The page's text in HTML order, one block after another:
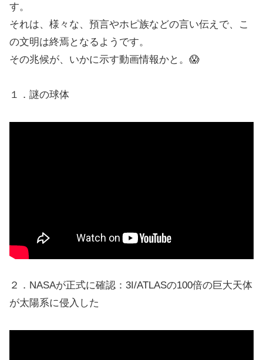
す。
それは、様々な、預言やホピ族などの言い伝えで、こ
の文明は終焉となるようです。
その兆候が、いかに示す動画情報かと。😱
１．謎の球体
２．NASAが正式に確認：3I/ATLASの100倍の巨大天体
が太陽系に侵入した